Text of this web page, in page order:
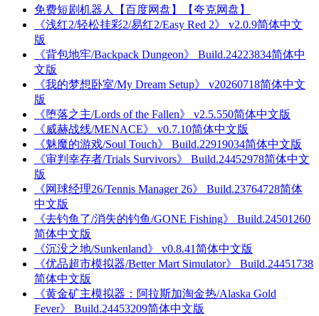
免费短剧机器人【百度网盘】【夸克网盘】
《浅红2/轻松挂彩2/易红2/Easy Red 2》 v2.0.9简体中文
版
《背包地牢/Backpack Dungeon》 Build.24223834简体中
文版
《我的梦想卧室/My Dream Setup》 v20260718简体中文
版
《堕落之主/Lords of the Fallen》 v2.5.550简体中文版
《威赫战线/MENACE》 v0.7.10简体中文版
《魅魔的游戏/Soul Touch》 Build.22919034简体中文版
《审判幸存者/Trials Survivors》 Build.24452978简体中文
版
《网球经理26/Tennis Manager 26》 Build.23764728简体
中文版
《去钓鱼了/消失的钓鱼/GONE Fishing》 Build.24501260
简体中文版
《沉没之地/Sunkenland》 v0.8.41简体中文版
《优品超市模拟器/Better Mart Simulator》 Build.24451738
简体中文版
《黄金矿主模拟器：阿拉斯加淘金热/Alaska Gold
Fever》 Build.24453209简体中文版